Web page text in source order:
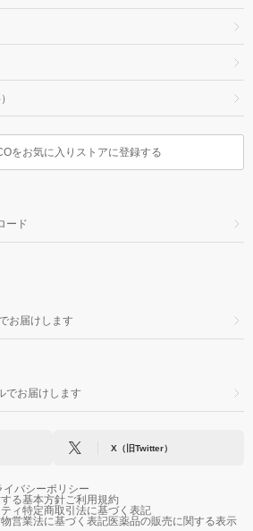
をお気に入りストアに登録する
ード
お届けします
でお届けします
X（旧Twitter）
イバシーポリシー
る基本方針ご利用規約
ィ特定商取引法に基づく表記
営業法に基づく表記医薬品の販売に関する表示